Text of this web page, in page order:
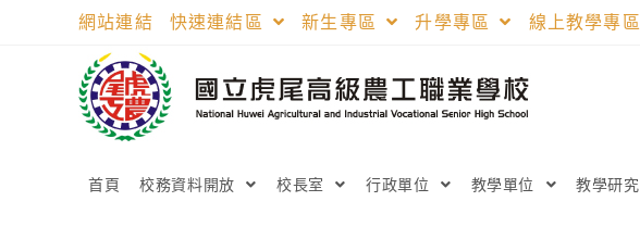
網站連結 快速連結區 新生專區 升學專區 線上教學專區
首頁 校務資料開放 校長室 行政單位 教學單位 教學研究